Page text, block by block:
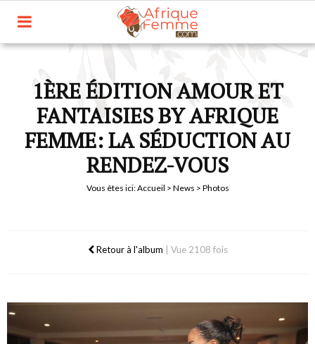
1ÈRE ÉDITION AMOUR ET
FANTAISIES BY AFRIQUE
FEMME: LA SÉDUCTION AU
RENDEZ-VOUS
Vous êtes ici:Accueil > News > Photos
Retour à l'album Vue 2108 fois